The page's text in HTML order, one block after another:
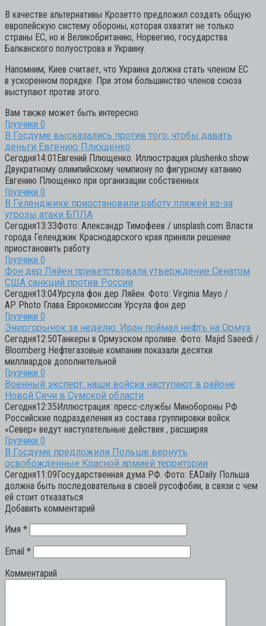
В качестве альтернативы Крозетто предложил создать общую
европейскую систему обороны, которая охватит не только
страны ЕС, но и Великобританию, Норвегию, государства
Балканского полуострова и Украину.
Напомним, Киев считает, что Украина должна стать членом ЕС
в ускоренном порядке. При этом большинство членов союза
выступают против этого.
Вам также может быть интересно
Грузчики 0
В Госдуме высказались против того, чтобы давать
деньги Евгению Плющенко
Сегодня14:01Евгений Плющенко. Иллюстрация plushenko.show
Двукратному олимпийскому чемпиону по фигурному катанию
Евгению Плющенко при организации собственных
Грузчики 0
В Геленджике приостановили работу пляжей из-за
угрозы атаки БПЛА
Сегодня13:33Фото: Александр Тимофеев / unsplash.com Власти
города Геленджик Краснодарского края приняли решение
приостановить работу
Грузчики 0
Фон дер Ляйен приветствовала утверждение Сенатом
США санкций против России
Сегодня13:04Урсула фон дер Ляйен. Фото: Virginia Mayo /
AP Photo Глава Еврокомиссии Урсула фон дер
Грузчики 0
Энергорынок за неделю: Иран поймал нефть на Ормуз
Сегодня12:50Танкеры в Ормузском проливе. Фото: Majid Saeedi /
Bloomberg Нефтегазовые компании показали десятки
миллиардов дополнительной
Грузчики 0
Военный эксперт: наши войска наступают в районе
Новой Сечи в Сумской области
Сегодня12:35Иллюстрация: пресс-службы Минобороны РФ
Российские подразделения из состава группировки войск
«Север» ведут наступательные действия , расширяя
Грузчики 0
В Госдуме предложили Польше вернуть
освобожденные Красной армией территории
Сегодня11:09Государственная дума РФ. Фото: EADaily Польша
должна быть последовательна в своей русофобии, в связи с чем
ей стоит отказаться
Добавить комментарий
Имя *
Email *
Комментарий